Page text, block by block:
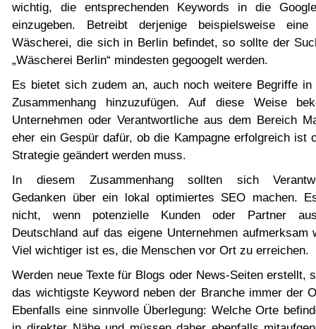
wichtig, die entsprechenden Keywords in die
einzugeben. Betreibt derjenige beispielsweise eine
Wäscherei, die sich in Berlin befindet, so sollte der
„Wäscherei Berlin“ mindesten gegoogelt werden.
Es bietet sich zudem an, auch noch weitere Begriffe in
Zusammenhang hinzuzufügen. Auf diese Weise
Unternehmen oder Verantwortliche aus dem Bereich
eher ein Gespür dafür, ob die Kampagne erfolgreich ist
Strategie geändert werden muss.
In diesem Zusammenhang sollten sich
Gedanken über ein lokal optimiertes SEO machen.
nicht, wenn potenzielle Kunden oder Partner
Deutschland auf das eigene Unternehmen aufmerksam
Viel wichtiger ist es, die Menschen vor Ort zu erreichen.
Werden neue Texte für Blogs oder News-Seiten erstellt,
das wichtigste Keyword neben der Branche immer der
Ebenfalls eine sinnvolle Überlegung: Welche Orte